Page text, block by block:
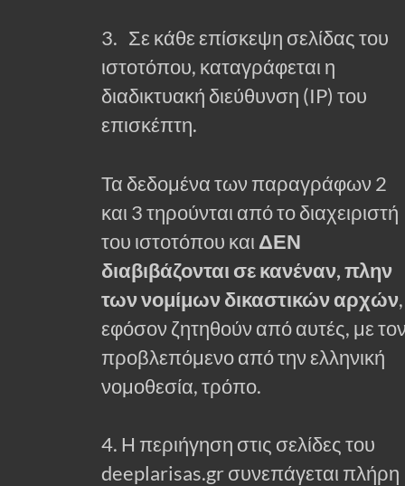
3. Σε κάθε επίσκεψη σελίδας του
ιστοτόπου, καταγράφεται η
διαδικτυακή διεύθυνση (IP) του
επισκέπτη.
Τα δεδομένα των παραγράφων 2
και 3 τηρούνται από το διαχειριστή
του ιστοτόπου και ΔΕΝ
διαβιβάζονται σε κανέναν, πλην
των νομίμων δικαστικών αρχών,
εφόσον ζητηθούν από αυτές, με
προβλεπόμενο από την ελληνική
νομοθεσία, τρόπο.
4. Η περιήγηση στις σελίδες του
deeplarisas.gr συνεπάγεται πλήρη